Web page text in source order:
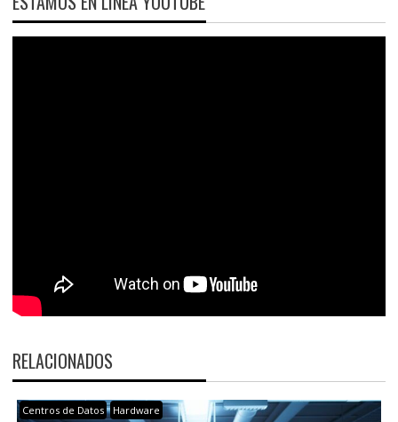
RELACIONADOS
Centros de Datos Hardware